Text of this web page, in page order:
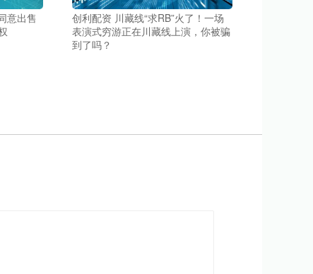
意出售
创利配资 川藏线“求RB”火了！一场
表演式穷游正在川藏线上演，你被骗
到了吗？